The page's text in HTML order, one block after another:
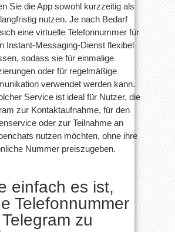
Sie die App sowohl kurzzeitig als
nutzen. Je nach Bedarf
eine virtuelle Telefonnummer für
Instant-Messaging-Dienst flexibel
sodass sie für einmalige
oder für regelmäßige
verwendet werden kann.
Service ist ideal für Nutzer, die
zur Kontaktaufnahme, für den
oder zur Teilnahme an
nutzen möchten, ohne ihre
Nummer preiszugeben.
einfach es ist,
Telefonnummer
zu